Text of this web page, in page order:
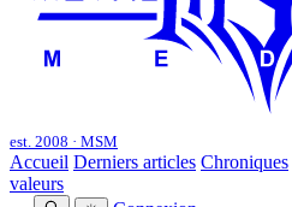
est. 2008 · MSM
Accueil Derniers articles Chroniques
valeurs